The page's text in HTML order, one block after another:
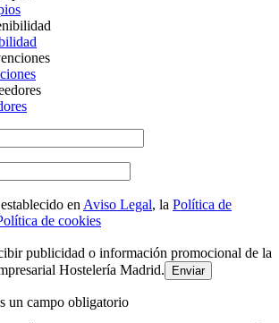
en Aviso Legal, la Política de
de cookies
publicidad o información promocional de la
Hostelería Madrid.
un campo obligatorio